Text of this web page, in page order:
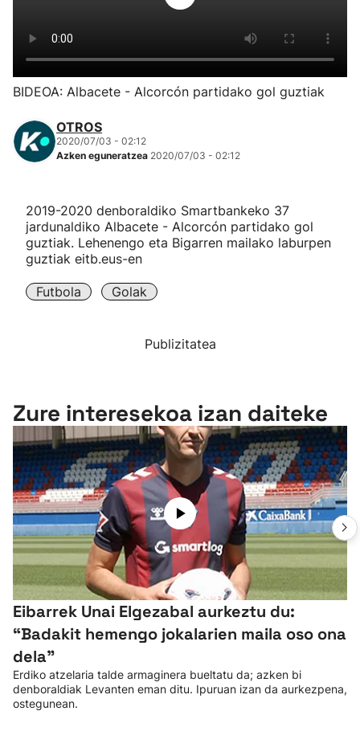
Atletismoa
Mendi-lasterketak
Kirol gehiago
"Helmuga"
BIDEOA: Albacete - Alcorcón partidako gol guztiak
OTROS
2020/07/03 - 02:12
Azken eguneratzea 2020/07/03 - 02:12
2019-2020 denboraldiko Smartbankeko 37
jardunaldiko Albacete - Alcorcón partidako gol
guztiak. Lehenengo eta Bigarren mailako laburpen
guztiak eitb.eus-en
Futbola Golak
Publizitatea
Zure interesekoa izan daiteke
Eibarrek Unai Elgezabal aurkeztu du:
“Badakit hemengo jokalarien maila oso ona
dela”
Erdiko atzelaria talde armaginera bueltatu da; azken bi
denboraldiak Levanten eman ditu. Ipuruan izan da aurkezpena,
ostegunean.